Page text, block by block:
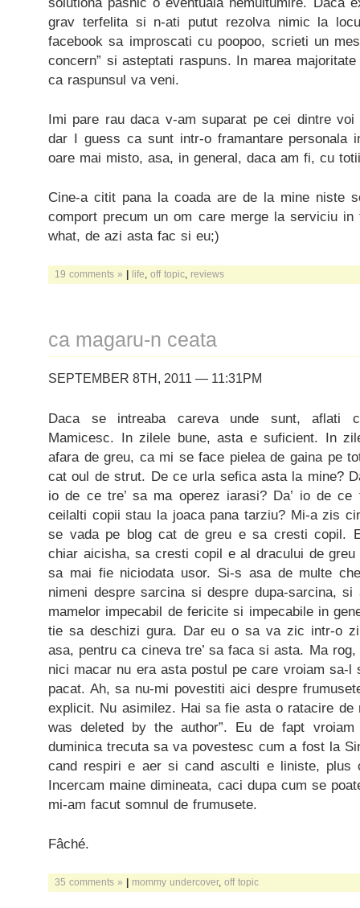
grav terfelita si n-ati putut rezolva nimic la
facebook sa improscati cu poopoo, scrieti un
concern” si asteptati raspuns. In marea
ca raspunsul va veni.
Imi pare rau daca v-am suparat pe cei dintre
dar I guess ca sunt intr-o framantare personala
oare mai misto, asa, in general, daca am fi, cu
Cine-a citit pana la coada are de la mine niste
comport precum un om care merge la serviciu
what, de azi asta fac si eu;)
19 comments » | life off topic reviews
ca magaru-n ceata
SEPTEMBER 8TH, 2011 — 11:31PM
Daca se intreaba careva unde sunt, aflati
Mamicesc. In zilele bune, asta e suficient. In
afara de greu, ca mi se face pielea de gaina pe
cat oul de strut. De ce urla sefica asta la mine?
io de ce tre’ sa ma operez iarasi? Da’ io de ce
ceilalti copii stau la joaca pana tarziu? Mi-a zis
se vada pe blog cat de greu e sa cresti copil.
chiar aicisha, sa cresti copil e al dracului de
sa mai fie niciodata usor. Si-s asa de multe
nimeni despre sarcina si despre dupa-sarcina, si
mamelor impecabil de fericite si impecabile in
tie sa deschizi gura. Dar eu o sa va zic intr-o
asa, pentru ca cineva tre’ sa faca si asta. Ma
nici macar nu era asta postul pe care vroiam sa-l
pacat. Ah, sa nu-mi povestiti aici despre
explicit. Nu asimilez. Hai sa fie asta o ratacire de
was deleted by the author”. Eu de fapt
duminica trecuta sa va povestesc cum a fost la
cand respiri e aer si cand asculti e liniste, plus
Incercam maine dimineata, caci dupa cum se
mi-am facut somnul de frumusete.
Fâché.
35 comments » | mommy undercover, off topic